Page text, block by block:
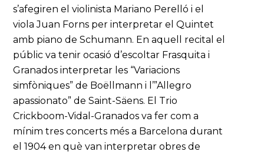
s’afegiren el violinista Mariano Perelló i el
viola Juan Forns per interpretar el Quintet
amb piano de Schumann. En aquell recital el
públic va tenir ocasió d’escoltar Frasquita i
Granados interpretar les “Variacions
simfòniques” de Boëllmann i l’”Allegro
apassionato” de Saint-Säens. El Trio
Crickboom-Vidal-Granados va fer com a
mínim tres concerts més a Barcelona durant
el 1904 en què van interpretar obres de